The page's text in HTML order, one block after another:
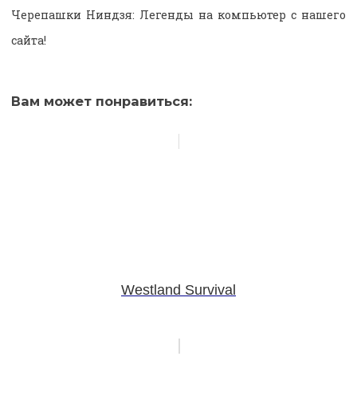
Черепашки Ниндзя: Легенды на компьютер с нашего
сайта!
Вам может понравиться:
Westland Survival